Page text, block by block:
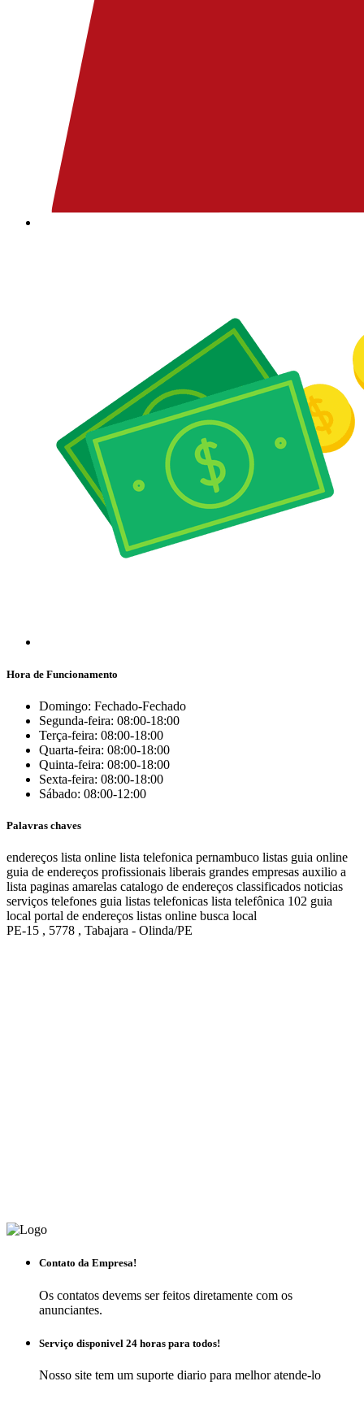
Hora de Funcionamento
Domingo: Fechado-Fechado
Segunda-feira: 08:00-18:00
Terça-feira: 08:00-18:00
Quarta-feira: 08:00-18:00
Quinta-feira: 08:00-18:00
Sexta-feira: 08:00-18:00
Sábado: 08:00-12:00
Palavras chaves
endereços lista online lista telefonica pernambuco listas guia online
guia de endereços profissionais liberais grandes empresas auxilio a
lista paginas amarelas catalogo de endereços classificados noticias
serviços telefones guia listas telefonicas lista telefônica 102 guia
local portal de endereços listas online busca local
PE-15 , 5778 , Tabajara - Olinda/PE
Contato da Empresa!
Os contatos devems ser feitos diretamente com os
anunciantes.
Serviço disponivel 24 horas para todos!
Nosso site tem um suporte diario para melhor atende-lo